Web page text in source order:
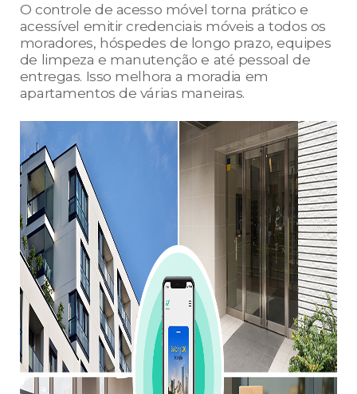
O controle de acesso móvel torna prático e
acessível emitir credenciais móveis a todos os
moradores, hóspedes de longo prazo, equipes
de limpeza e manutenção e até pessoal de
entregas. Isso melhora a moradia em
apartamentos de várias maneiras.